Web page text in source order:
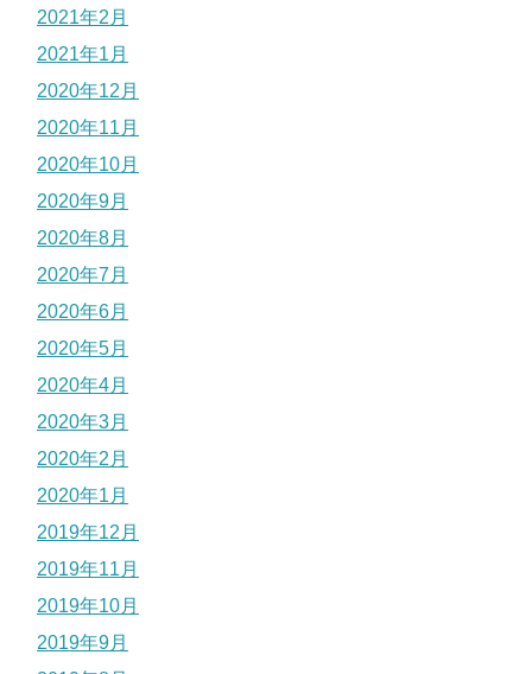
2021年2月
2021年1月
2020年12月
2020年11月
2020年10月
2020年9月
2020年8月
2020年7月
2020年6月
2020年5月
2020年4月
2020年3月
2020年2月
2020年1月
2019年12月
2019年11月
2019年10月
2019年9月